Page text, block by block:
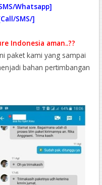
Whatsapp]
SMS/]
Indonesia aman..??
paket kami yang sampai
bahan pertimbangan